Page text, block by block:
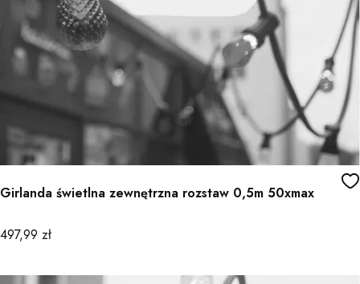
Girlanda świetlna zewnętrzna rozstaw 0,5m 50xmax
Cena
497,99 zł